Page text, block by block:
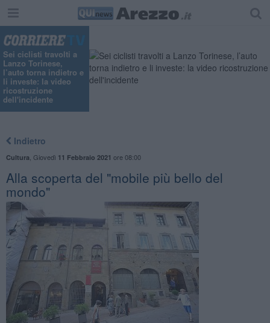
Sei ciclisti travolti a
Lanzo Torinese,
l’auto torna indietro e
li investe: la video
ricostruzione
dell'incidente
Indietro
Cultura Giovedì 11 Febbraio 2021 ore 08:00
Alla scoperta del "mobile più bello del
mondo"